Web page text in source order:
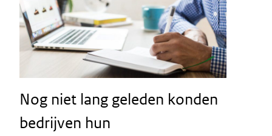
Nog niet lang geleden konden
bedrijven hun